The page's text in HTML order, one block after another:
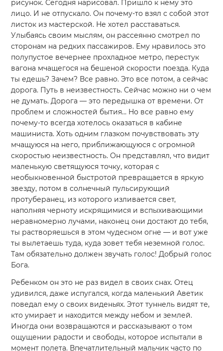
рисунок. Сегодня нарисовал. Пришло к нему это
лицо. И не отпускало. Он почему-то взял с собой этот
листок из мастерской. Не хотел расставаться.
Улыбаясь своим мыслям, он рассеянно смотрел по
сторонам на редких пассажиров. Ему нравилось это
полупустое вечернее прохладное метро, перестук
вагона мчащегося на бешеной скорости поезда. Куда
ты едешь? Зачем? Все равно. Это все потом, а сейчас
дорога. Путь в неизвестность. Сейчас можно ни о чем
не думать. Дорога — это передышка от времени. От
проблем и сложностей бытия… Но все равно ему
почему-то всегда хотелось оказаться в кабине
машиниста. Хоть одним глазком почувствовать эту
мчащуюся на него, приближающуюся с огромной
скоростью неизвестность. Он представлял, что видит
маленькую светящуюся точку, которая с
необыкновенной быстротой превращается в яркую
звезду, потом в солнечный пульсирующий
протуберанец, из которого изливается свет,
наполняя черноту искрящимися и вспыхивающими
неравномерно лучами, наконец они достают до тебя,
ты растворяешься в этом чудесном огне — и вот уже
ты вылетаешь туда, куда зовет тебя неземной голос.
Там обязательно должен звучать голос! Добрый голос
Бога.
Ребенком он это не раз видел в своих снах. Отец
удивился, даже испугался, когда маленький Аветик
поведал ему о своих виденьях. Этот туннель видят те,
кто умирает и находится между небом и землей.
Иногда они возвращаются и рассказывают о том
ощущении радости и свободы, которое испытали в
момент полета. Впечатлительный мальчик часто по